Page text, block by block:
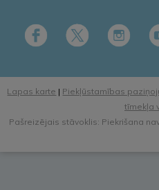
Lapas karte | Piekļūstamības
tīmekļa
Pašreizējais stāvoklis: Piekrišana